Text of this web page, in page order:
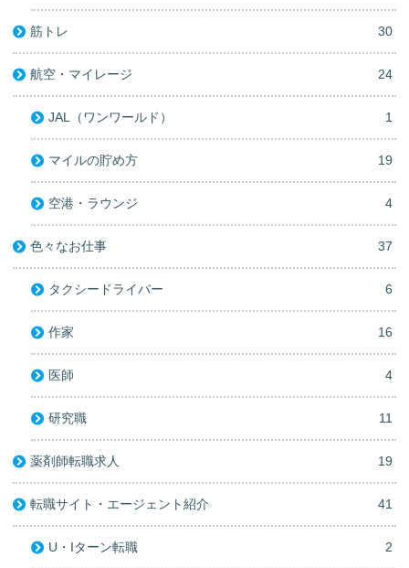
筋トレ 30
航空・マイレージ 24
JAL（ワンワールド） 1
マイルの貯め方 19
空港・ラウンジ 4
色々なお仕事 37
タクシードライバー 6
作家 16
医師 4
研究職 11
薬剤師転職求人 19
転職サイト・エージェント紹介 41
U・Iターン転職 2